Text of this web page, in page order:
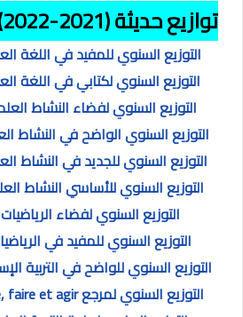
توازيع حديثة (2021-2022) لباقي المراجع:
التوزيع السنوي للمفيد في اللغة
التوزيع السنوي لكتابي في اللغة
التوزيع السنوي لفضاء النشاط
التوزيع السنوي الواضح في النشاط
التوزيع السنوي للجديد في النشاط
التوزيع السنوي للأساسي النشاط
التوزيع السنوي لفضاء
التوزيع السنوي للمفيد في
التوزيع السنوي للواضح في التربية
التوزيع السنوي لمرجعfaire et agir